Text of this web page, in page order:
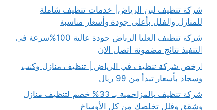
شركة تنظيف لبن الرياض| خدمات تنظيف شاملة
للمنازل والفلل بأعلى جودة وأسعار مناسبة
شركة تنظيف العليا الرياض جودة عالية 100%سرعة في
التنفيذ نتائج مضمونة اتصل الان
ارخص شركة تنظيف في الرياض | تنظيف منازل وكنب
وسجاد بأسعار تبدأ من 99 ريال
شركة تنظيف بالمزاحمية بـ 33% خصم لتنظيف منازل
وشقق وفلل تخلصك من كل الأوساخ